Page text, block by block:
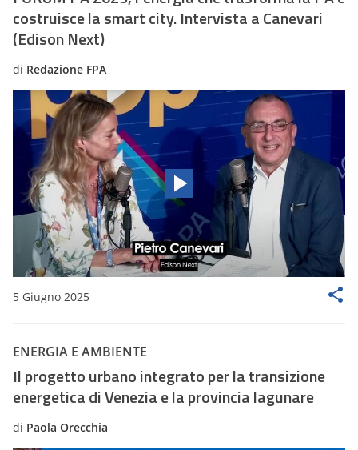
costruisce la smart city. Intervista a Canevari
(Edison Next)
di Redazione FPA
5 Giugno 2025
ENERGIA E AMBIENTE
Il progetto urbano integrato per la transizione
energetica di Venezia e la provincia lagunare
di Paola Orecchia